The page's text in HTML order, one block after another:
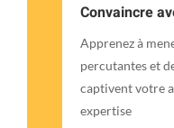
Convaincre
Apprenez à
percutantes et
captivent votre
expertise